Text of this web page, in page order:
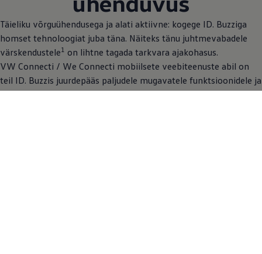
Täieliku võrguühendusega ja alati aktiivne: kogege ID. Buzziga
homset tehnoloogiat juba täna. Näiteks tänu juhtmevabadele
värskendustele1 on lihtne tagada tarkvara ajakohasus.
VW Connecti / We Connecti mobiilsete veebiteenuste abil on
teil ID. Buzzis juurdepääs paljudele mugavatele funktsioonidele ja
teenustele, mis lihtsustavad teie elu. Volkswageni rakendusega